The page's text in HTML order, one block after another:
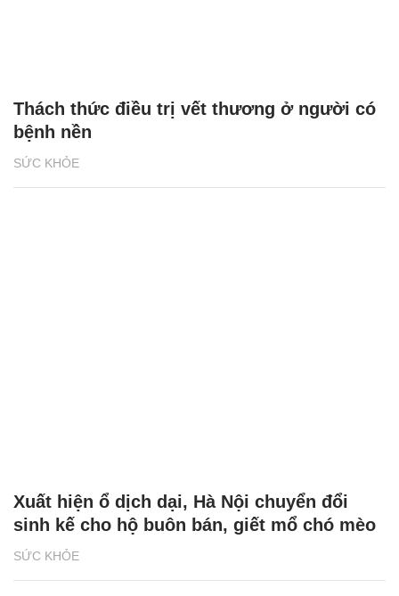
SỨC KHỎE
Thách thức điều trị vết thương ở người có
bệnh nền
SỨC KHỎE
Xuất hiện ổ dịch dại, Hà Nội chuyển đổi
sinh kế cho hộ buôn bán, giết mổ chó mèo